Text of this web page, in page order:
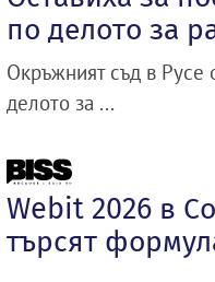
по делото за
Окръжният съд в Русе
делото за ...
Webit 2026 в
търсят